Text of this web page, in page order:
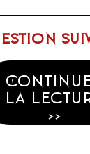
la
>>